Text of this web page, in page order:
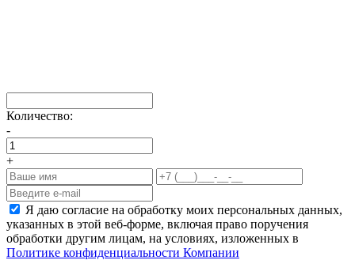
Количество:
-
+
Я даю согласие на обработку моих персональных данных,
указанных в этой веб-форме, включая право поручения
обработки другим лицам, на условиях, изложенных в
Политике конфиденциальности Компании